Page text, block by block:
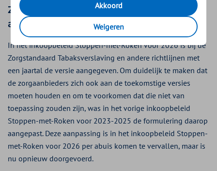
Zorgstandaard Tabaksverslaving en
andere richtlijnen
In het inkoopbeleid Stoppen-met-Roken voor 2026 is bij de
Zorgstandaard Tabaksverslaving en andere richtlijnen met
een jaartal de versie aangegeven. Om duidelijk te maken dat
de zorgaanbieders zich ook aan de toekomstige versies
moeten houden en om te voorkomen dat die niet van
toepassing zouden zijn, was in het vorige inkoopbeleid
Stoppen-met-Roken voor 2023-2025 de formulering daarop
aangepast. Deze aanpassing is in het inkoopbeleid Stoppen-
met-Roken voor 2026 per abuis komen te vervallen, maar is
nu opnieuw doorgevoerd.
Akkoord
Weigeren